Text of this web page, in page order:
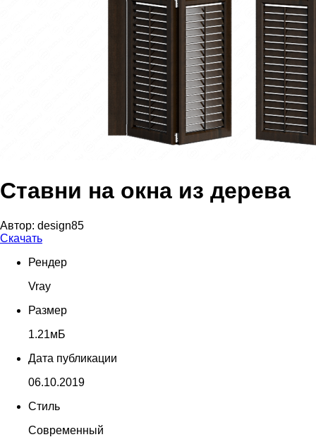
Ставни на окна из дерева
Автор: design85
Скачать
Рендер
Vray
Размер
1.21мБ
Дата публикации
06.10.2019
Стиль
Современный